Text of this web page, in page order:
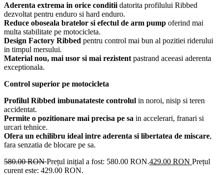
Aderenta extrema in orice conditii datorita profilului Ribbed
dezvoltat pentru enduro si hard enduro.
Reduce oboseala bratelor si efectul de arm pump oferind mai
multa stabilitate pe motocicleta.
Design Factory Ribbed pentru control mai bun al pozitiei riderului
in timpul mersului.
Material nou, mai usor si mai rezistent pastrand aceeasi aderenta
exceptionala.
Control superior pe motocicleta
Profilul Ribbed imbunatateste controlul in noroi, nisip si teren
accidentat.
Permite o pozitionare mai precisa pe sa in accelerari, franari si
urcari tehnice.
Ofera un echilibru ideal intre aderenta si libertatea de miscare,
fara senzatia de blocare pe sa.
580.00RONPrețul inițial a fost: 580.00 RON.429.00 RON Prețul
curent este: 429.00 RON.